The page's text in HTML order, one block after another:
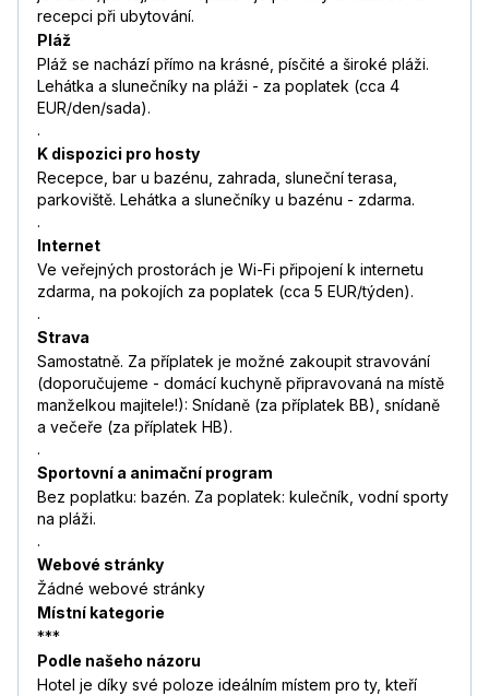
recepci při ubytování.
Pláž
Pláž se nachází přímo na krásné, písčité a široké pláži.
Lehátka a slunečníky na pláži - za poplatek (cca 4
EUR/den/sada).
.
K dispozici pro hosty
Recepce, bar u bazénu, zahrada, sluneční terasa,
parkoviště. Lehátka a slunečníky u bazénu - zdarma.
.
Internet
Ve veřejných prostorách je Wi-Fi připojení k internetu
zdarma, na pokojích za poplatek (cca 5 EUR/týden).
.
Strava
Samostatně. Za příplatek je možné zakoupit stravování
(doporučujeme - domácí kuchyně připravovaná na místě
manželkou majitele!): Snídaně (za příplatek BB), snídaně
a večeře (za příplatek HB).
.
Sportovní a animační program
Bez poplatku: bazén. Za poplatek: kulečník, vodní sporty
na pláži.
.
Webové stránky
Žádné webové stránky
Místní kategorie
***
Podle našeho názoru
Hotel je díky své poloze ideálním místem pro ty, kteří